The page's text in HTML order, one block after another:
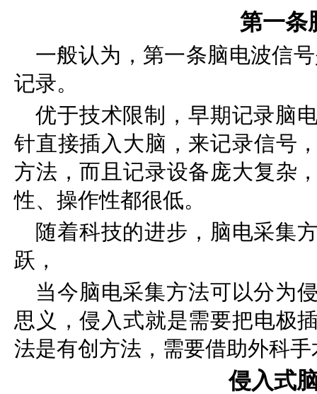
第一条
一般认为，第一条脑电波信
记录。
优于技术限制，早期记录脑
针直接插入大脑，来记录信号
方法，而且记录设备庞大复杂
性、操作性都很低。
随着科技的进步，脑电采集
跃，
当今脑电采集方法可以分为
思义，侵入式就是需要把电极
法是有创方法，需要借助外科
侵入式